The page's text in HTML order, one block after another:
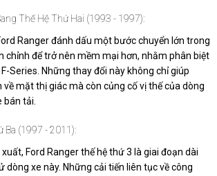
Thế Hệ Thứ Hai (1993 - 1997):
Ranger đánh dấu một bước chuyển lớn trong
chỉnh để trở nên mềm mại hơn, nhằm phân biệt
Series. Những thay đổi này không chỉ giúp
về mặt thị giác mà còn củng cố vị thế của dòng
tải.
Ba (1997 - 2011):
Ford Ranger thế hệ thứ 3 là giai đoạn dài
dòng xe này. Những cải tiến liên tục về công